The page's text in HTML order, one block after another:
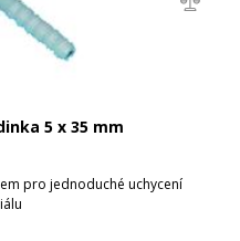
5 x 35 mm
pro jednoduché uchycení